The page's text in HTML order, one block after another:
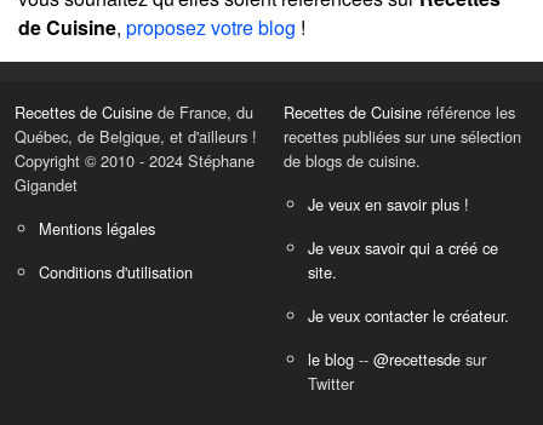
de Cuisine, proposez votre blog !
Recettes de Cuisine de France, du
Québec, de Belgique, et d'ailleurs !
Copyright © 2010 - 2024 Stéphane
Gigandet
Mentions légales
Conditions d'utilisation
Recettes de Cuisine référence les
recettes publiées sur une sélection
de blogs de cuisine.
Je veux en savoir plus !
Je veux savoir qui a créé ce
site.
Je veux contacter le créateur.
le blog -- @recettesde sur
Twitter